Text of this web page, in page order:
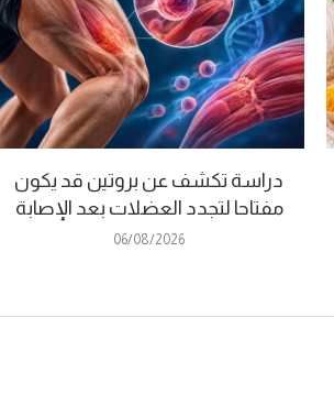
دراسة تكشف عن بروتين قد يكون
مفتاحا لتجدد العضلات بعد الإصابة
06/08/2026